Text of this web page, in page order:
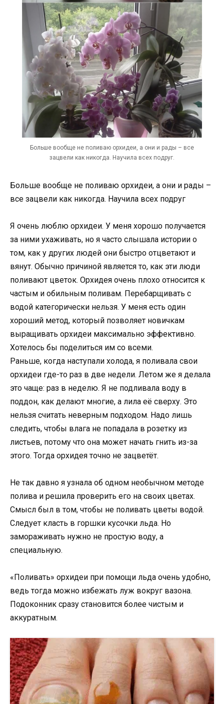
Больше вообще не поливаю орхидеи, а они и рады – все
зацвели как никогда. Научила всех подруг.
Больше вообще не поливаю орхидеи, а они и рады –
все зацвели как никогда. Научила всех подруг
Я очень люблю орхидеи. У меня хорошо получается
за ними ухаживать, но я часто слышала истории о
том, как у других людей они быстро отцветают и
вянут. Обычно причиной является то, как эти люди
поливают цветок. Орхидея очень плохо относится к
частым и обильным поливам. Перебарщивать с
водой категорически нельзя. У меня есть один
хороший метод, который позволяет новичкам
выращивать орхидеи максимально эффективно.
Хотелось бы поделиться им со всеми.
Раньше, когда наступали холода, я поливала свои
орхидеи где-то раз в две недели. Летом же я делала
это чаще: раз в неделю. Я не подливала воду в
поддон, как делают многие, а лила её сверху. Это
нельзя считать неверным подходом. Надо лишь
следить, чтобы влага не попадала в розетку из
листьев, потому что она может начать гнить из-за
этого. Тогда орхидея точно не зацветёт.
Не так давно я узнала об одном необычном методе
полива и решила проверить его на своих цветах.
Смысл был в том, чтобы не поливать цветы водой.
Следует класть в горшки кусочки льда. Но
замораживать нужно не простую воду, а
специальную.
«Поливать» орхидеи при помощи льда очень удобно,
ведь тогда можно избежать луж вокруг вазона.
Подоконник сразу становится более чистым и
аккуратным.